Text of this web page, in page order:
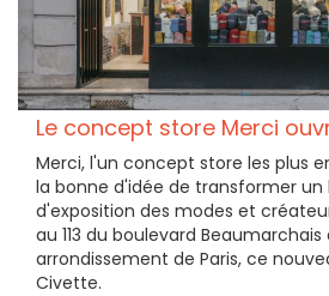
Le concept store Merci
Merci, l'un concept store les plus
la bonne d'idée de transformer
d'exposition des modes et
au 113 du boulevard Beaumarchais
arrondissement de Paris, ce
Civette.